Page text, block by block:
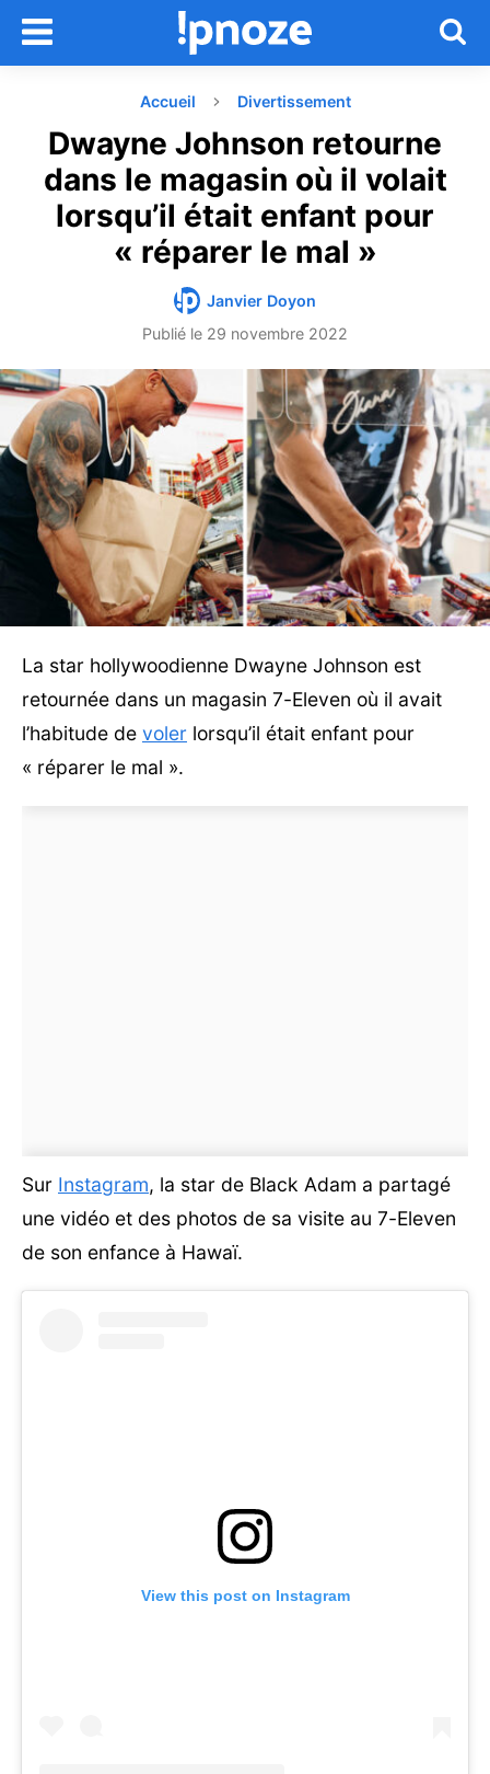
Accueil Divertissement
Dwayne Johnson retourne
dans le magasin où il volait
lorsqu’il était enfant pour
« réparer le mal »
Janvier Doyon
Publié le 29 novembre 2022
La star hollywoodienne Dwayne Johnson est
retournée dans un magasin 7-Eleven où il avait
l’habitude de voler lorsqu’il était enfant pour
« réparer le mal ».
Sur Instagram, la star de Black Adam a partagé
une vidéo et des photos de sa visite au 7-Eleven
de son enfance à Hawaï.
View this post on Instagram